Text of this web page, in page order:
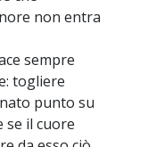
non entra
sempre
togliere
punto su
se il cuore